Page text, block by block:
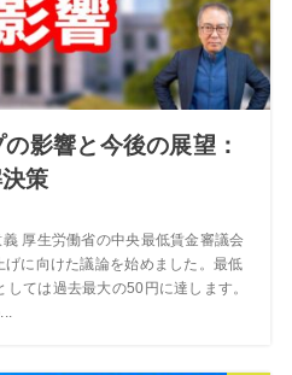
影響と今後の展望：
策
厚生労働省の中央最低賃金審議会
に向けた議論を始めました。最低
ては過去最大の50円に達します。